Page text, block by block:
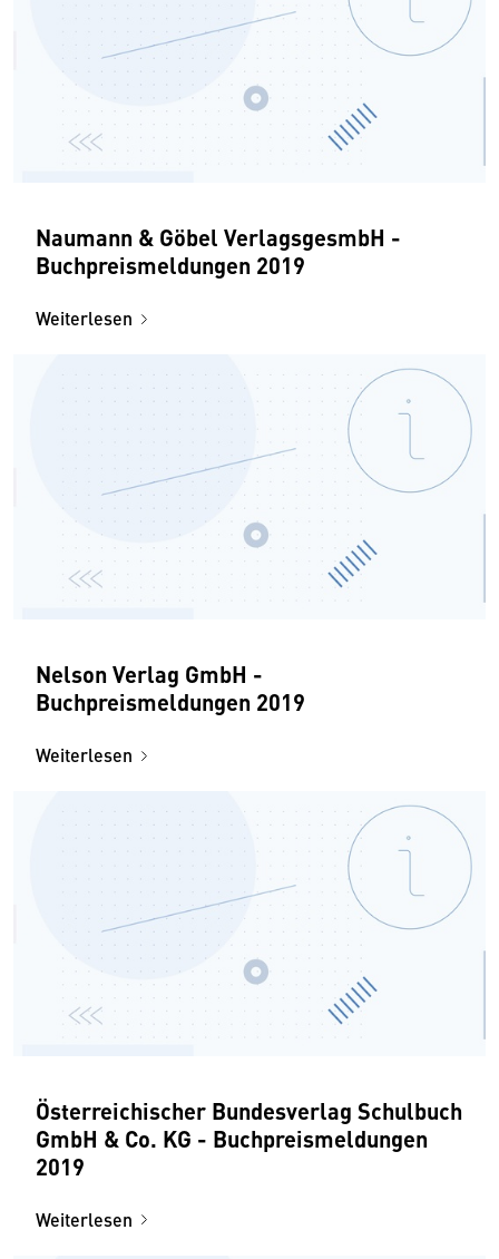
Naumann & Göbel VerlagsgesmbH -
Buchpreismeldungen 2019
Weiterlesen
Nelson Verlag GmbH -
Buchpreismeldungen 2019
Weiterlesen
Österreichischer Bundesverlag Schulbuch
GmbH & Co. KG - Buchpreismeldungen
2019
Weiterlesen